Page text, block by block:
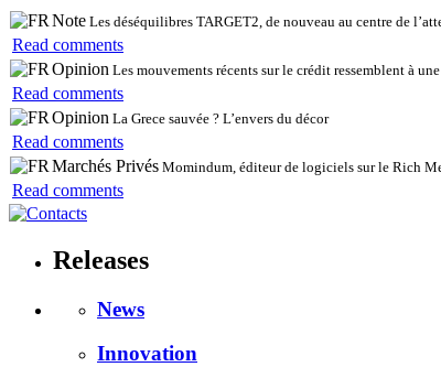
Note Les déséquilibres TARGET2, de nouveau au centre de
Read comments
Opinion Les mouvements récents sur le crédit ressemblent à
Read comments
Opinion La Grece sauvée ? L’envers du décor
Read comments
Marchés Privés Momindum, éditeur de logiciels sur le Rich
Read comments
Releases
News
Innovation